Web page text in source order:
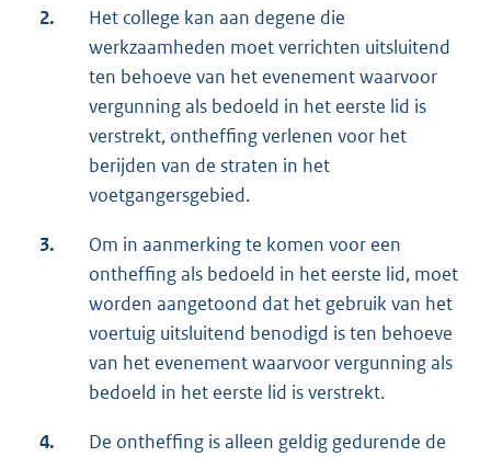
2.
Het college kan aan degene die
werkzaamheden moet verrichten uitsluitend
ten behoeve van het evenement waarvoor
vergunning als bedoeld in het eerste lid is
verstrekt, ontheffing verlenen voor het
berijden van de straten in het
voetgangersgebied.
3.
Om in aanmerking te komen voor een
ontheffing als bedoeld in het eerste lid, moet
worden aangetoond dat het gebruik van het
voertuig uitsluitend benodigd is ten behoeve
van het evenement waarvoor vergunning als
bedoeld in het eerste lid is verstrekt.
4.
De ontheffing is alleen geldig gedurende de